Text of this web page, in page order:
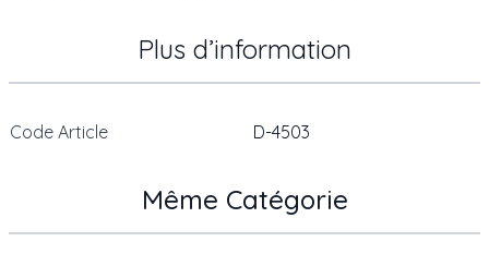
Plus d’information
Code Article D-4503
Même Catégorie